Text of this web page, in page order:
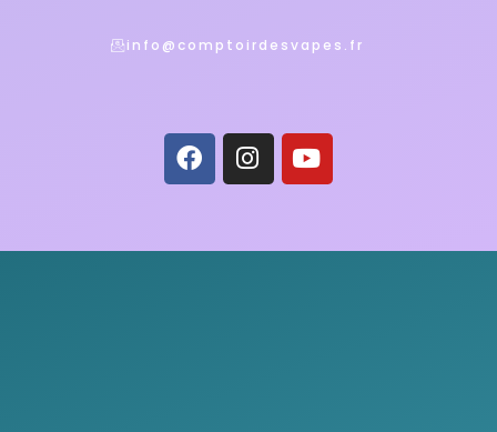
info@comptoirdesvapes.fr